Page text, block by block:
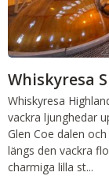
Whiskyresa
Whiskyresa
vackra ljunghedar
Glen Coe dalen
längs den vackra
charmiga lilla st...